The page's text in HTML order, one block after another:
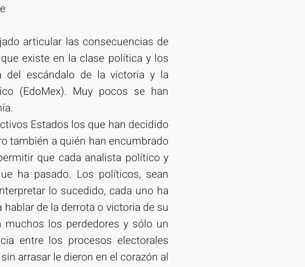
articular las consecuencias de
existe en la clase política y los
del escándalo de la victoria y la
(EdoMex). Muy pocos se han
Estados los que han decidido
también a quién han encumbrado
que cada analista político y
ha pasado. Los políticos, sean
lo sucedido, cada uno ha
de la derrota o victoria de su
los perdedores y sólo un
entre los procesos electorales
arrasar le dieron en el corazón al